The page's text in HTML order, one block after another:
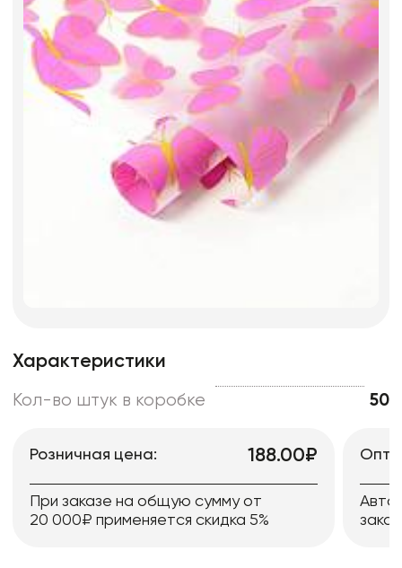
Характеристики
Кол-во штук в коробке 50
Розничная цена: 188.00₽
При заказе на общую сумму от
20 000₽ применяется скидка 5%